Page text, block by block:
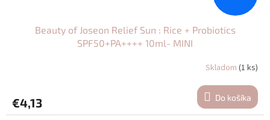
Beauty of Joseon Relief Sun : Rice + Probiotics
SPF50+PA++++ 10ml- MINI
Skladom (1 ks)
€4,13 Do košíka